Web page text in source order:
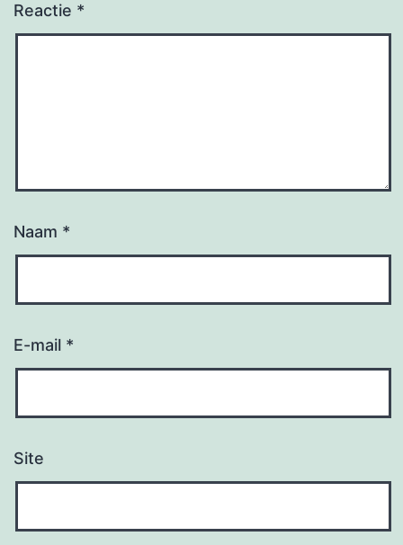
Reactie *
Naam *
E-mail *
Site